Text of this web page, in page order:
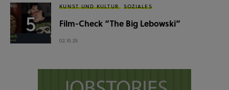
KUNST UND KULTUR SOZIALES
Film-Check “The Big Lebowski”
02.10.25